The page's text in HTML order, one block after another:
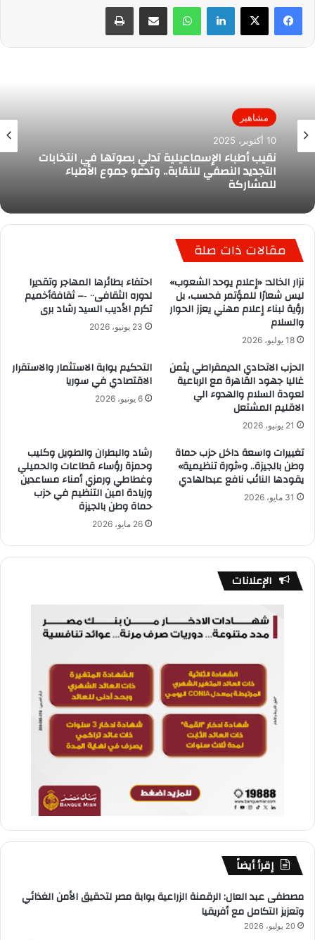
لينكدإن واتساب مشاركة عبر البريد طباعة
مشاهير
10 أكتوبر، 2025
نقيب أطباء الإسماعيلية تدلي بصوتها في انتخابات
التجديد النصفي للنقابة.. وتدعو جموع الأطباء
للمشاركة
مقالات ذات صلة
نزار الخالد: «إعلام يوحد الشعوب»
ليس شعارًا للمؤتمر فحسب، بل
رؤية لبناء إعلام مهني يعزز الحوار
والسلام
18 يوليو، 2026
احتفاء بطائرها المهاجر وتقديرا
لدوره الثقافى٠٠ ‐– ثقافةأخميم
تكرم الأديب السيد رشاد برى
23 يونيو، 2026
الحزب الاتحادي الديمقراطي يثمن
غاليا جهود القاهرة مع الرباعية
لعودة السلام والهدوء الي
الاقليم المشتعل
21 يونيو، 2026
التحكيم بوابة الاستثمار والاستقرار
الاقتصادي في سوريا
6 يونيو، 2026
تغييرات واسعة داخل حزب حماة
وطن بالجيزة.. و«ثورة تنظيمية»
يقودها النائب نافع عبدالهادي
31 مايو، 2026
رشاد والبطران والطويل وكليب
وحمزة رؤساء قطاعات والحميلي
وغطاطي ورمزي أمناء مساعدين
وزيادة امين التنظيم في حزب
حماة وطن بالجيزة
26 مايو، 2026
الإعلانات
إقرأ أيضاً
مصطفى عبد العال: الرقمنة الزراعية بوابة مصر لتحقيق الأمن الغذائي
وتعزيز التكامل مع أفريقيا
20 يوليو، 2026